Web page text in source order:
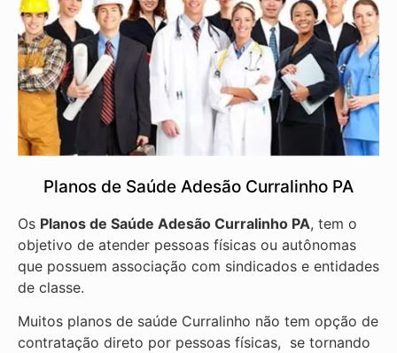
Planos de Saúde Adesão Curralinho PA
Os Planos de Saúde Adesão Curralinho PA, tem o
objetivo de atender pessoas físicas ou autônomas
que possuem associação com sindicados e entidades
de classe.
Muitos planos de saúde Curralinho não tem opção de
contratação direto por pessoas físicas, se tornando